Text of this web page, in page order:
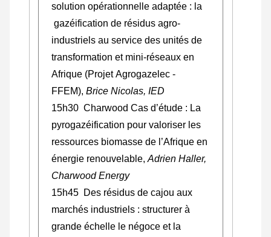
solution opérationnelle adaptée : la
gazéification de résidus agro-
industriels au service des unités de
transformation et mini-réseaux en
Afrique (Projet Agrogazelec -
FFEM),Brice Nicolas, IED
15h30 Charwood Cas d’étude : La
pyrogazéification pour valoriser les
ressources biomasse de l’Afrique en
énergie renouvelable, Adrien Haller,
Charwood Energy
15h45 Des résidus de cajou aux
marchés industriels : structurer à
grande échelle le négoce et la